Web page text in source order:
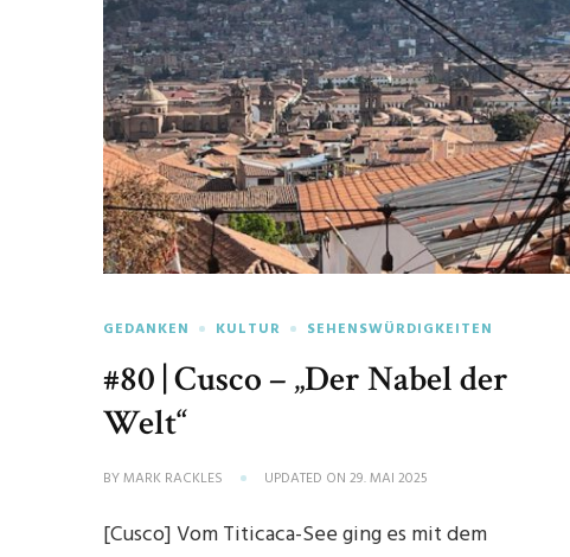
GEDANKEN KULTUR SEHENSWÜRDIGKEITEN
#80 | Cusco – „Der Nabel der
Welt“
BYMARK RACKLES UPDATED ON29. MAI 2025
[Cusco] Vom Titicaca-See ging es mit dem